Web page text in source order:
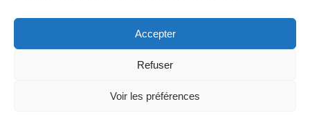
Accepter
Refuser
Voir les préférences
CONTACTEZ-NOUS MAINTENANT